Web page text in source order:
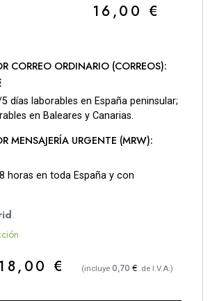
16,00 €
CORREO ORDINARIO (CORREOS):
días laborables en España peninsular;
en Baleares y Canarias.
MENSAJERÍA URGENTE (MRW):
horas en toda España y con
.
18,00 € (incluye 0,70 € de I.V.A.)